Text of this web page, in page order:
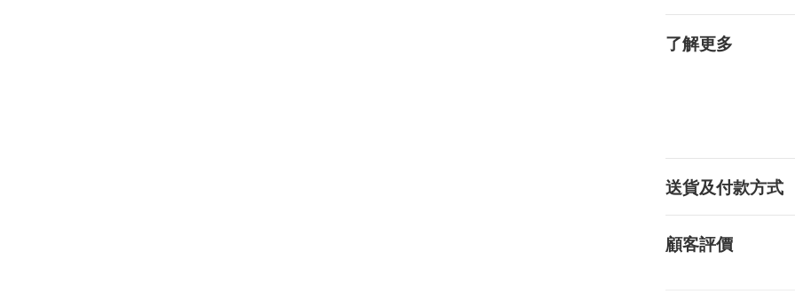
了解更多
送貨及付款方式
顧客評價